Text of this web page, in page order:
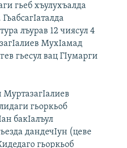
гьеб хъулухъалда
лъурав 12 чиясул 4
МухIамад
гьесул вац ГIумарги
МуртазагIалиев
гьоркьоб
бакIалъул
дандечIун (цеве
гьоркьоб